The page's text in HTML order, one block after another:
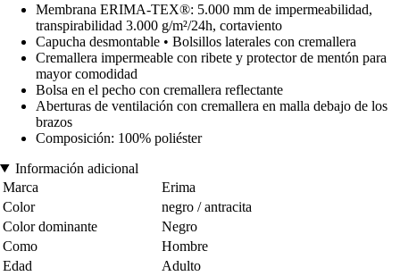
Membrana ERIMA-TEX®: 5.000 mm de impermeabilidad,
transpirabilidad 3.000 g/m²/24h, cortaviento
Capucha desmontable • Bolsillos laterales con cremallera
Cremallera impermeable con ribete y protector de mentón para
mayor comodidad
Bolsa en el pecho con cremallera reflectante
Aberturas de ventilación con cremallera en malla debajo de los
brazos
Composición: 100% poliéster
Información adicional
Marca
Erima
Color
negro / antracita
Color dominante
Negro
Como
Hombre
Edad
Adulto